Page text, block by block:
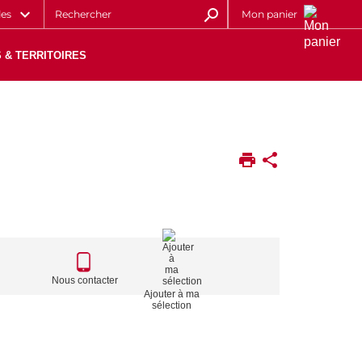
Mon panier
& TERRITOIRES
CALL
TO
ACTIONS
Nous contacter
Ajouter à ma
sélection